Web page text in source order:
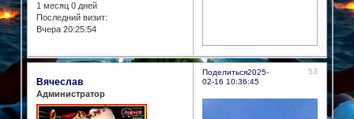
1 месяц 0 дней
Последний визит:
Вчера 20:25:54
Поделиться 53
2025-
02-16 10:36:45
Вячеслав
Администратор